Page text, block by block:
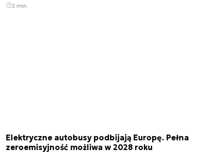
2 min.
Elektryczne autobusy podbijają Europę. Pełna
zeroemisyjność możliwa w 2028 roku